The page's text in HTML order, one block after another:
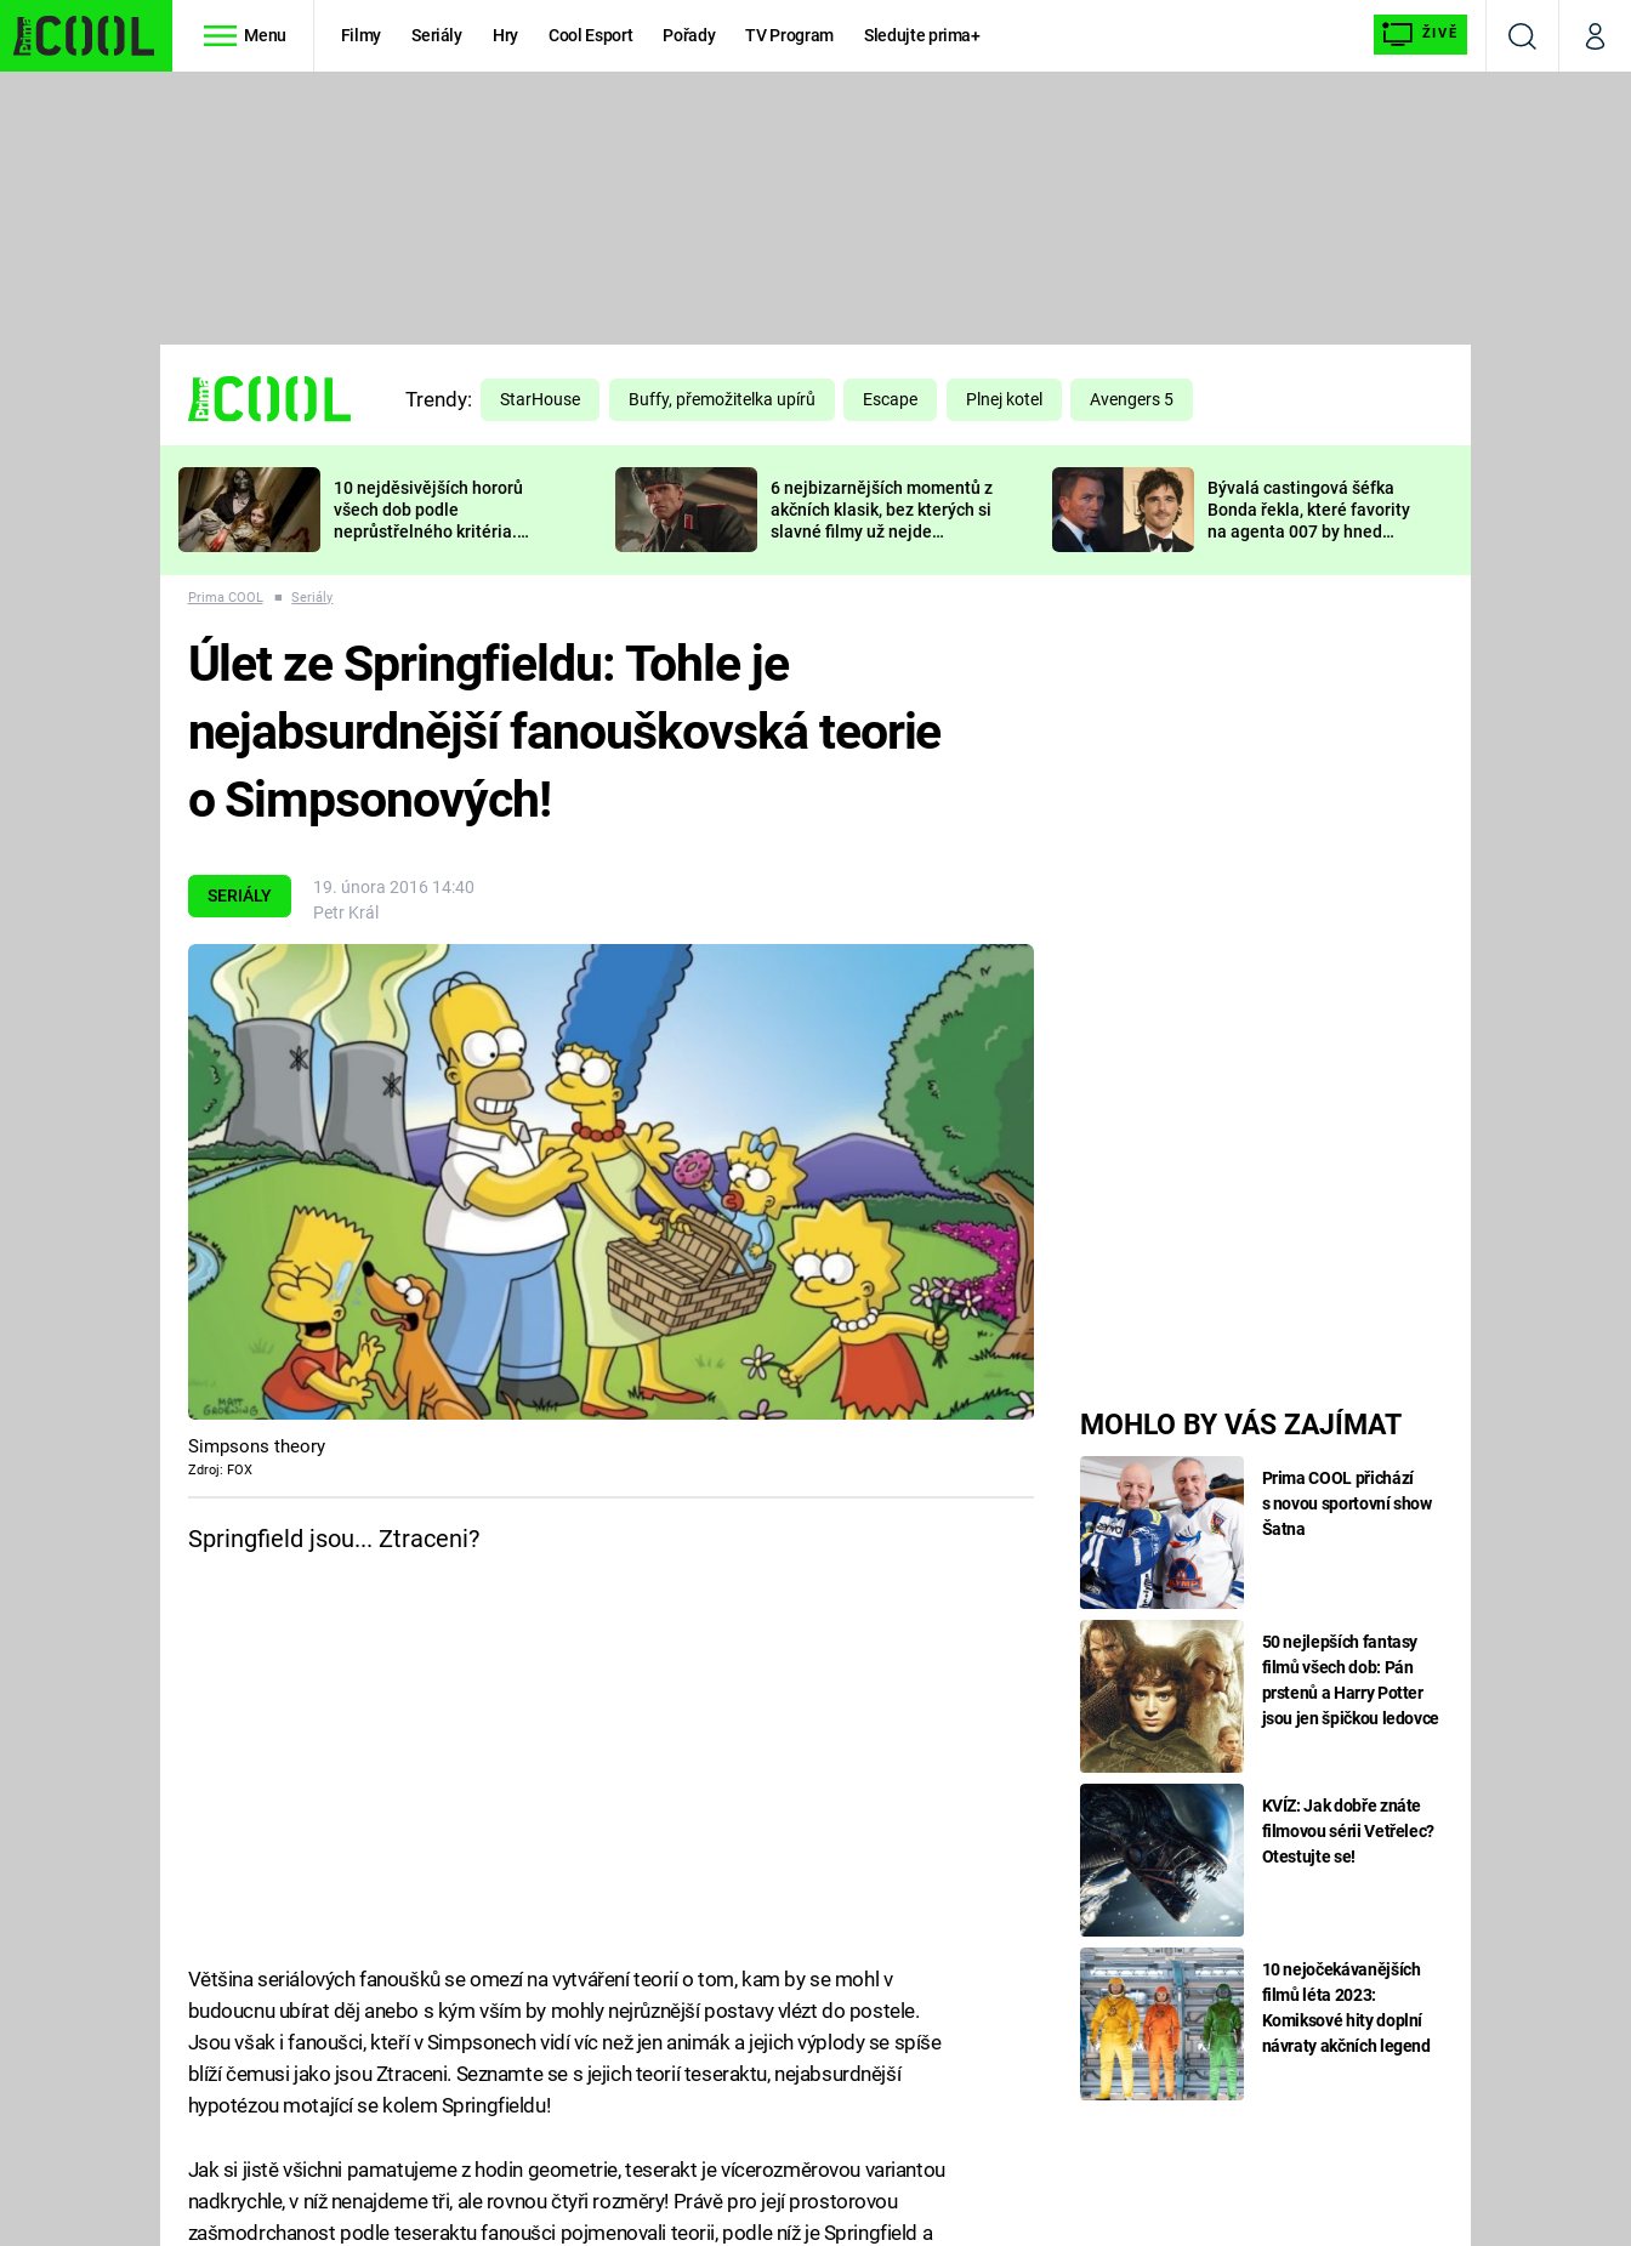
Menu Filmy Seriály Hry Cool Esport Pořady TV Program Sledujte prima+ ŽIVĚ
VyhledáváníMůj
TŘESKU
FUTURAMA
PREDÁTOR
DELIVERANCE
KOMEDIE
CHUCK
NORRIS
DEADPOOL
Prima LAJK
Sledujte nás
Trendy: StarHouse Buffy, přemožitelka upírů Escape Plnej kotel Avengers 5
10 nejděsivějších hororů
všech dob podle
neprůstřelného kritéria.
nejvíc zvednou tep?
6 nejbizarnějších momentů z
akčních klasik, bez kterých si
slavné filmy už nejde
Bývalá castingová šéfka
Bonda řekla, které favority
na agenta 007 by hned
Prima COOL ■ Seriály
SERIÁLY
19. února 2016 14:40
Petr Král
MOHLO BY VÁS ZAJÍMAT
Prima COOL přichází
s novou sportovní show
Šatna
50 nejlepších fantasy
filmů všech dob: Pán
prstenů a Harry Potter
jsou jen špičkou ledovce
KVÍZ: Jak dobře znáte
filmovou sérii Vetřelec?
Otestujte se!
10 nejočekávanějších
filmů léta 2023:
Komiksové hity doplní
návraty akčních legend
Úlet ze Springfieldu: Tohle je
nejabsurdnější fanouškovská teorie
o Simpsonových!
Simpsons theory
Zdroj: FOX
Springfield jsou... Ztraceni?
Většina seriálových fanoušků se omezí na vytváření teorií o tom, kam by se mohl v
budoucnu ubírat děj anebo s kým vším by mohly nejrůznější postavy vlézt do postele.
Jsou však i fanoušci, kteří v Simpsonech vidí víc než jen animák a jejich výplody se spíše
blíží čemusi jako jsou Ztraceni. Seznamte se s jejich teorií teseraktu, nejabsurdnější
hypotézou motající se kolem Springfieldu!
Jak si jistě všichni pamatujeme z hodin geometrie, teserakt je vícerozměrovou variantou
nadkrychle, v níž nenajdeme tři, ale rovnou čtyři rozměry! Právě pro její prostorovou
zašmodrchanost podle teseraktu fanoušci pojmenovali teorii, podle níž je Springfield a